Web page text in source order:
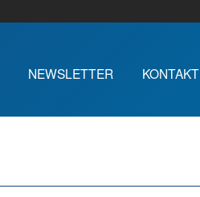
NEWSLETTER KONTAKT